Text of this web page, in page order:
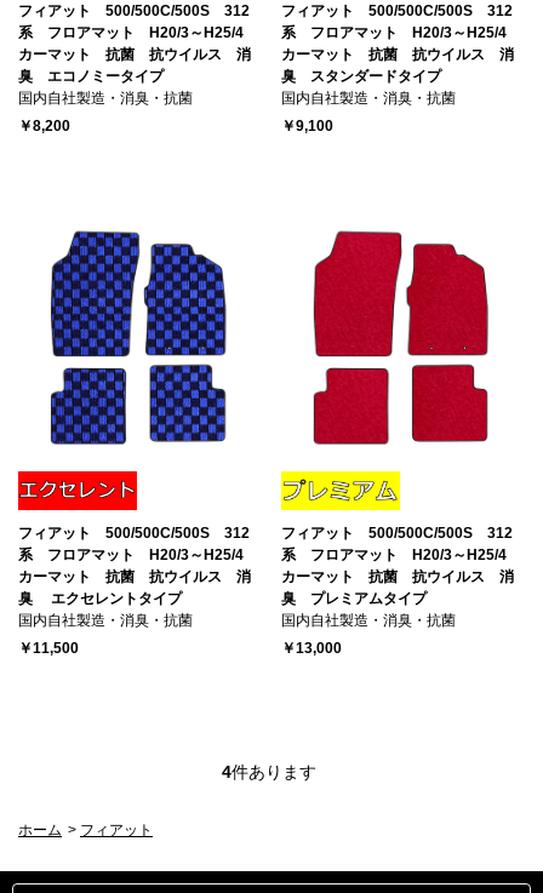
フィアット 500/500C/500S 312
系 フロアマット H20/3～H25/4
カーマット 抗菌 抗ウイルス 消
臭 エコノミータイプ
国内自社製造・消臭・抗菌
￥8,200
フィアット 500/500C/500S 312
系 フロアマット H20/3～H25/4
カーマット 抗菌 抗ウイルス 消
臭 スタンダードタイプ
国内自社製造・消臭・抗菌
￥9,100
フィアット 500/500C/500S 312
系 フロアマット H20/3～H25/4
カーマット 抗菌 抗ウイルス 消
臭 エクセレントタイプ
国内自社製造・消臭・抗菌
￥11,500
フィアット 500/500C/500S 312
系 フロアマット H20/3～H25/4
カーマット 抗菌 抗ウイルス 消
臭 プレミアムタイプ
国内自社製造・消臭・抗菌
￥13,000
4件あります
ホーム > フィアット